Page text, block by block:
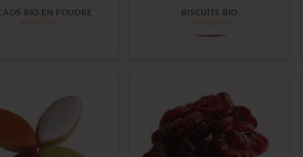
BIO EN POUDRE
4 PRODUITS
BISCUITS BIO
11 PRODUITS